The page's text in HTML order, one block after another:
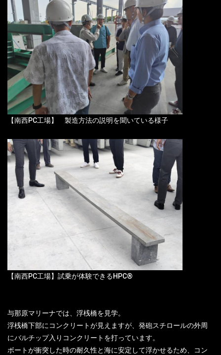
【南西PC工場】 製造方法の説明を聞いている様子
【南西PC工場】試乗が体験できるHPC®
与那原マリーナでは、浮桟橋を見学。
浮桟橋下部にコンクリートが見えますが、発砲スチロールの外周
にバルチップ入りコンクリートを打っています。
ボートが衝突した時の耐久性と海に安定して浮かせるため、コン